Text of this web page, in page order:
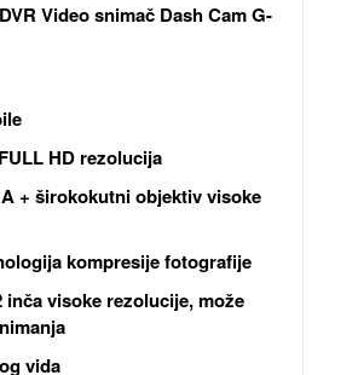
Video snimač Dash Cam G-
HD rezolucija
+ širokokutni objektiv visoke
kompresije fotografije
inča visoke rezolucije, može
vida